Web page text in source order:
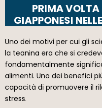
PRIMA
GIAPPONESI
Uno dei motivi per cui gli
la teanina era che si
fondamentalmente
alimenti. Uno dei benefici
capacità di promuovere il
stress.